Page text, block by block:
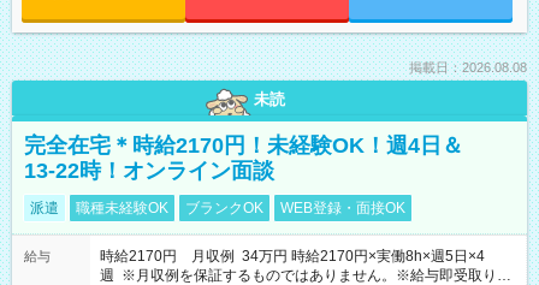
掲載日：2026.08.08
未読
完全在宅＊時給2170円！未経験OK！週4日＆
13-22時！オンライン面談
派遣 職種未経験OK ブランクOK WEB登録・面接OK
給与
時給2170円 月収例 34万円 時給2170円×実働8h×週5日×4
週 ※月収例を保証するものではありません。※給与即受取りサ